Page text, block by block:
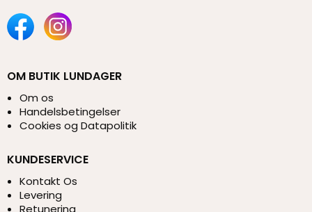
OM BUTIK LUNDAGER
Om os
Handelsbetingelser
Cookies og Datapolitik
KUNDESERVICE
Kontakt Os
Levering
Retunering